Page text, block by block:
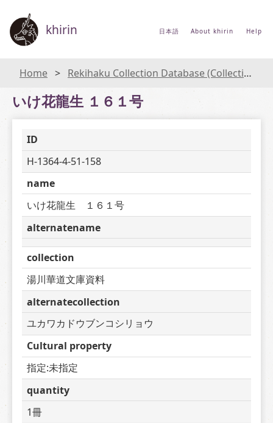
khirin 日本語 About khirin Help
Home Rekihaku Collection Database (Collections Database of the National Museum of Japanese History)
いけ花龍生 １６１号
ID
H-1364-4-51-158
name
いけ花龍生　１６１号
alternatename
collection
湯川華道文庫資料
alternatecollection
ユカワカドウブンコシリョウ
Cultural property
指定:未指定
quantity
1冊